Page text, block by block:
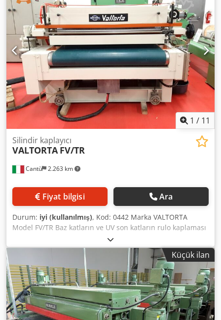
krom kaplı: 240 mm Dkodpfezf N Ewjx Al Tsr - Bantlı taşıma
- Uzunluk: ~1.450 mm - Genişlik: ~2.980 mm - Ray tekerlekli
hareket kabiliyeti - İlerleme hızı: 5 - 25 m/dak - Kumanda
panosu ile birlikte - Volt, Hz: 400 / 50 - Konum: stokta -
Gümrük tarife numarası: 84242000 - Maksimum gerilim
dalgalanması: +/- %5
1 / 11
Cantù 2.263 km
Silindir kaplayıcı
VALTORTA FV/TR
Fiyat bilgisi Ara
Durum: iyi (kullanılmış), Kod: 0442 Marka VALTORTA
Model FV/TR Baz katların ve UV son katların rulo kaplaması
için rulo kaplama makinesi REVERS Bandı rayında tutmak
için otomatik merkezleme sistemine sahip konveyör
besleme sistemi Çalışma genişliği mm 1300 Çalışma
masasının yerden yüksekliği mm 900 Çalışma kalınlığı mm
1/180 Dedpfxeu T Hbwj Al Tokr 1 Kauçuk kaplı yayma
silindiri çapı mm 240 1 Çelik dozaj silindiri ünitesi n° 1 çap
mm 165 1 Kauçuk kaplı yayma silindiri REVERS ünitesi çapı
mm 240 1 Çelik dozaj silindiri REVERS ünitesi çapı mm 165
Küçük ilan